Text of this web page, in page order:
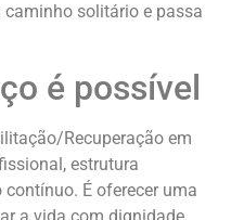
caminho solitário e passa
é possível
Recuperação em
estrutura
É oferecer uma
a vida com dignidade,